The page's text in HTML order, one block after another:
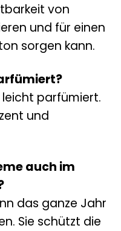
von
und für einen
sorgen kann.
parfümiert.
und
auch im
das ganze Jahr
Sie schützt die